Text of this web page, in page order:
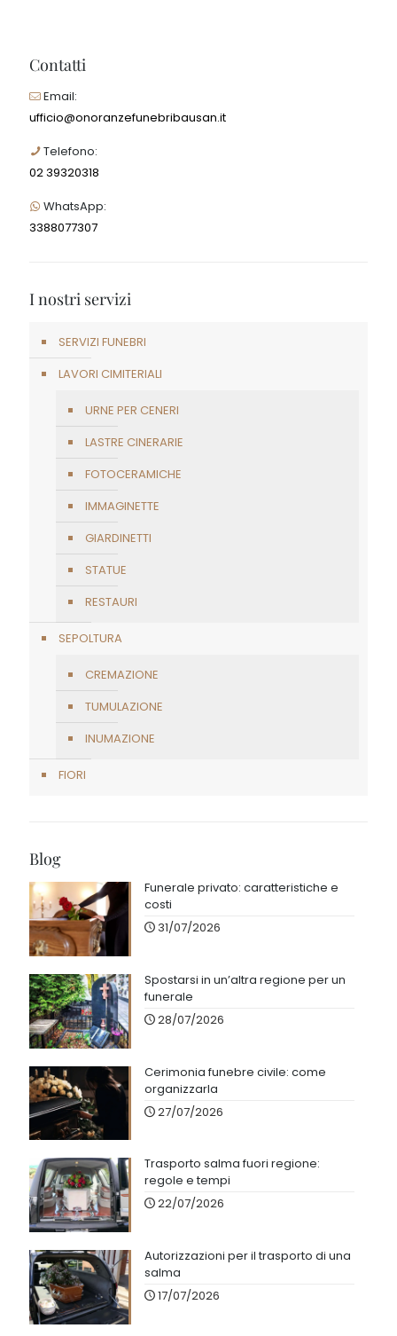
Contatti
Email:
ufficio@onoranzefunebribausan.it
Telefono:
02 39320318
WhatsApp:
3388077307
I nostri servizi
SERVIZI FUNEBRI
LAVORI CIMITERIALI
URNE PER CENERI
LASTRE CINERARIE
FOTOCERAMICHE
IMMAGINETTE
GIARDINETTI
STATUE
RESTAURI
SEPOLTURA
CREMAZIONE
TUMULAZIONE
INUMAZIONE
FIORI
Blog
Funerale privato: caratteristiche e
costi
31/07/2026
Spostarsi in un’altra regione per un
funerale
28/07/2026
Cerimonia funebre civile: come
organizzarla
27/07/2026
Trasporto salma fuori regione:
regole e tempi
22/07/2026
Autorizzazioni per il trasporto di una
salma
17/07/2026